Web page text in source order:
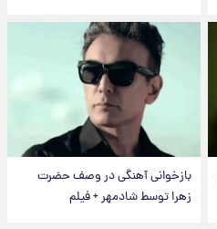
بازخوانی آهنگی در وصف حضرت
زهرا توسط شادمهر + فیلم